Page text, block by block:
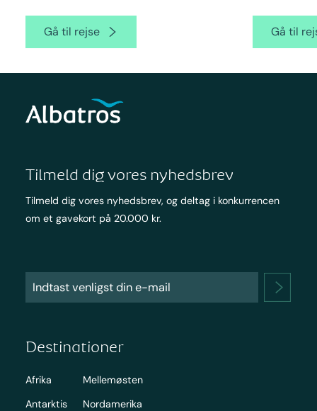
Gå til rejse Gå til
Tilmeld dig vores nyhedsbrev
Tilmeld dig vores nyhedsbrev, og deltag i konkurrencen
om et gavekort på 20.000 kr.
Destinationer
Afrika
Antarktis
Mellemøsten
Nordamerika